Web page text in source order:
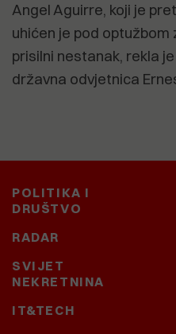
Angel Aguirre, koji je
uhićen je pod
prisilni nestanak, rekla
državna odvjetnica
POLITIKA I
DRUŠTVO
RADAR
SVIJET
NEKRETNINA
IT&TECH